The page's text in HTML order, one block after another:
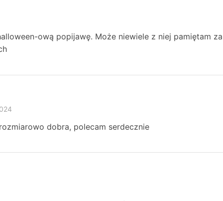
ową popijawę. Może niewiele z niej pamiętam
dobra, polecam serdecznie